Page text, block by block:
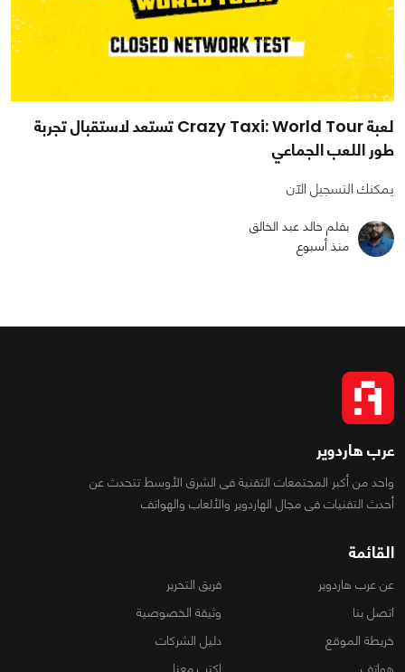
لعبة Crazy Taxi: World Tour تستعد لاستقبال تجربة
طور اللعب الجماعي
يمكنك التسجيل الآن
بقلم خالد عبد الخالق
منذ أسبوع
عرب هاردوير
واحد من أكبر المجتمعات التقنية فى الشرق الأوسط تتحدث عن
أحدث التقنيات فى مجال الهاردوير والألعاب والهواتف
القائمة
عن عرب هاردوير
فريق التحرير
اتصل بنا
وثيقة الخصوصية
خريطة الموقع
دليل الشركات
هواتف
اكتب معنا